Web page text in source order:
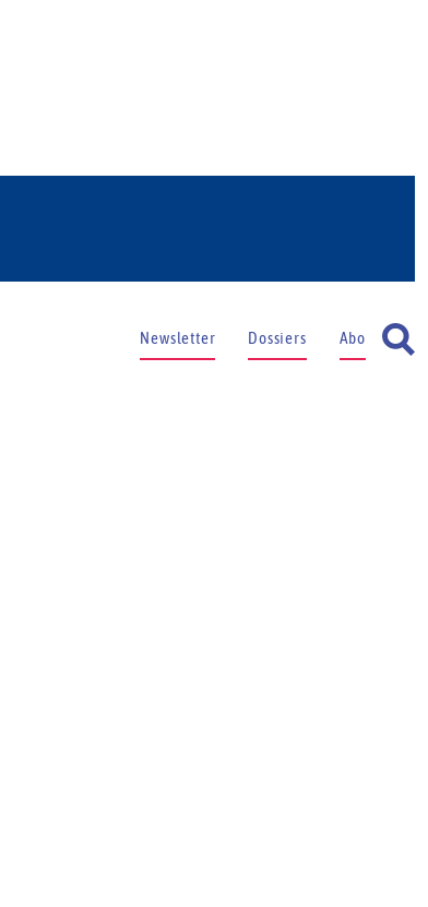
Newsletter Dossiers Abo